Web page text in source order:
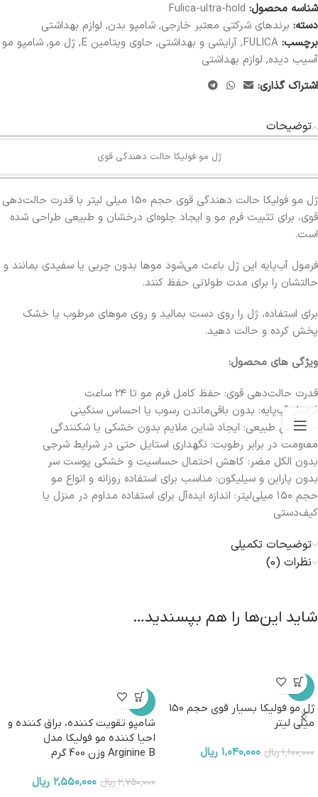
شناسه محصول: Fulica-ultra-hold
دسته: برندهای شرکتی معتبر خارجی, شامپو بدن, لوازم بهداشتی
برچسب: FULICA
, آرایشی و بهداشتی, حاوی ویتامین E , ژل مو, شامپو مو
آسیب دیده, لوازم بهداشتی
اشتراک گذاری:
توضیحات
ژل مو فولیکا حالت دهندگی قوی
ژل مو فولیکا حالت دهندگی قوی حجم 150 میلی لیتر با قدرت حالت‌دهی
قوی، برای تثبیت فرم مو و ایجاد جلوه‌ای درخشان و طبیعی طراحی شده
است.
فرمول آب‌پایه این ژل باعث می‌شود موها بدون چربی یا سفیدی بمانند و
حالتشان را برای مدت طولانی حفظ کنند.
برای استفاده، ژل را روی دست بمالید و روی موهای مرطوب یا خشک
پخش کرده و حالت دهید.
ویژگی های محصول:
قدرت حالت‌دهی قوی: حفظ کامل فرم مو تا ۲۴ ساعت
فرمول آب‌پایه: بدون باقی‌ماندن رسوب یا احساس سنگینی
درخشش طبیعی: ایجاد شاین ملایم بدون خشکی یا شکنندگی
مقاومت در برابر رطوبت: نگهداری استایل حتی در شرایط شرجی
بدون الکل مضر: کاهش احتمال حساسیت و خشکی پوست سر
بدون پارابن و سیلیکون: مناسب برای استفاده روزانه و انواع مو
حجم ۱۵۰ میلی‌لیتر: اندازه ایده‌آل برای استفاده مداوم در منزل یا
کیف‌دستی
توضیحات تکمیلی
نظرات (0)
شاید این‌ها را هم بپسندید…
-5%
ژل مو فولیکا بسیار قوی حجم 150
میلی لیتر
۱,۱۰۰,۰۰۰ریال ۱,۰۴۰,۰۰۰ ریال
-7%
شامپو تقویت کننده، براق کننده و
احیا کننده مو فولیکا مدل
Arginine B وزن 400 گرم
۲,۷۵۰,۰۰۰ریال ۲,۵۵۰,۰۰۰ ریال